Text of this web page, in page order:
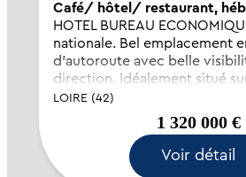
Café/ hôtel/ restaurant,
HOTEL BUREAU
nationale. Bel emplacement
d'autoroute avec belle
direction. Idéalement situé
autoroutier très fréquenté.
- Plus de 60 chambres. Très
LOIRE (42)
1 320 000 €
Voir détail